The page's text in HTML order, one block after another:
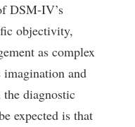
DSM-IV’s
objectivity,
as complex
imagination and
diagnostic
expected is that